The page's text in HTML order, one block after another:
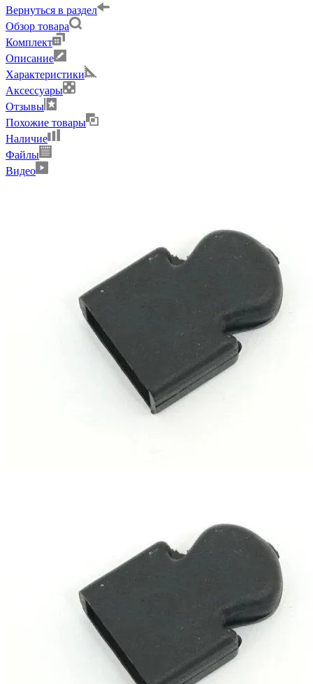
Вернуться в раздел
Обзор товара
Комплект
Описание
Характеристики
Аксессуары
Отзывы
Похожие товары
Наличие
Файлы
Видео